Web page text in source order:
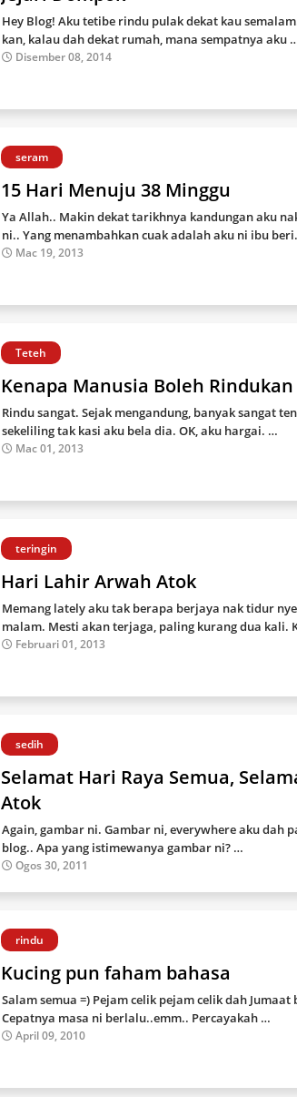
Hey Blog! Aku tetibe rindu pulak dekat kau
kan, kalau dah dekat rumah, mana sempatnya aku
Disember 08, 2014
seram
15 Hari Menuju 38 Minggu
Ya Allah.. Makin dekat tarikhnya kandungan aku
ni.. Yang menambahkan cuak adalah aku ni ibu
Mac 19, 2013
Teteh
Kenapa Manusia Boleh Rindukan
Rindu sangat. Sejak mengandung, banyak sangat
sekeliling tak kasi aku bela dia. OK, aku hargai. …
Mac 01, 2013
teringin
Hari Lahir Arwah Atok
Memang lately aku tak berapa berjaya nak tidur
malam. Mesti akan terjaga, paling kurang dua kali.
Februari 01, 2013
sedih
Selamat Hari Raya Semua,
Atok
Again, gambar ni. Gambar ni, everywhere aku dah
blog.. Apa yang istimewanya gambar ni? …
Ogos 30, 2011
rindu
Kucing pun faham bahasa
Salam semua =) Pejam celik pejam celik dah Jumaat
Cepatnya masa ni berlalu..emm.. Percayakah …
April 09, 2010